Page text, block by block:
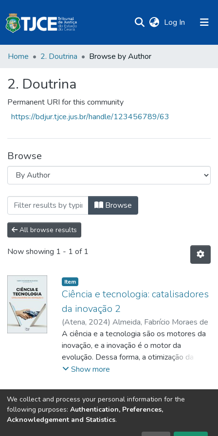
Log In (current)
Home 2. Doutrina Browse by Author
2. Doutrina
Permanent URI for this community
https://bdjur.tjce.jus.br/handle/123456789/63
Browse
Browsing 2. Doutrina by Author
Browse
All browse results
Now showing 1 - 1 of 1
Item
Ciência e tecnologia: catalisadores
da inovação 2
(Atena, 2024) Almeida, Fabrício Moraes de
A ciência e a tecnologia são os motores da
inovação, e a inovação é o motor da
evolução. Dessa forma, a otimização da
ciência e da tecnologia possibilita construir
próspero. De forma geral, a Ciência é a
modelagem sistemática por conhecimento
sobre o mundo. Através da observação,
Show more
Tribunal de Justiça do Estado do Ceará
Av. General Afonso Albuquerque Lima, S/N. - Cambeba CEP: 60822-325 -
We collect and process your personal information for the
following purposes: Authentication, Preferences,
Acknowledgement and Statistics.